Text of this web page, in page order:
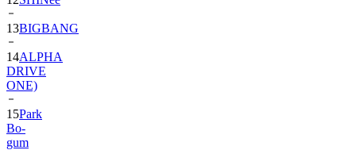
13BIGBANG
14ALPHA
DRIVE
ONE)
15Park
Bo-
gum